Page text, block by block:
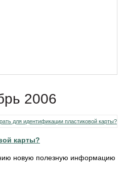
2006
карты?
новую полезную информацию